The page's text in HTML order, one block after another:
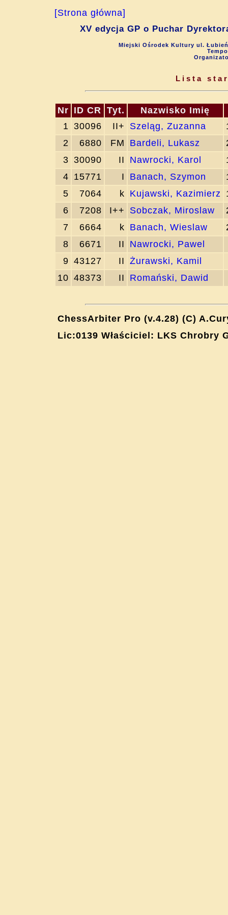
[Strona główna]
XV edycja GP o Puchar
Miejski Ośrodek Kultury ul.
Lista
Nr ID CR Tyt.
Nazwisko Imię
1 30096 II+ Szeląg, Zuzanna
2
6880 FM Bardeli, Lukasz
3 30090 II Nawrocki, Karol
4 15771 I Banach, Szymon
5
7064 k Kujawski, Kazimierz
6
7208 I++ Sobczak, Miroslaw
7
6664 k Banach, Wieslaw
8
6671 II
Nawrocki, Pawel
9 43127 II Żurawski, Kamil
10 48373 II Romański, Dawid
ChessArbiter Pro (v.4.28) (C)
Lic:0139 Właściciel: LKS Chrobry